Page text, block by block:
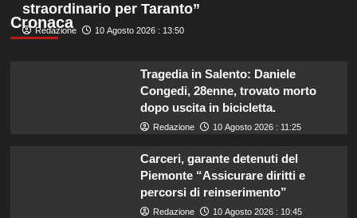
Carmen Russo ed Enzo Paolo Turchi
pronti a tornare: “Se Maria chiama,
Ad Amici, stecca rimossa in post-
produzione: il retroscena
inaspettato di Irene Guglielmi
Cronaca
straordinario per Taranto”
Redazione 10 Agosto 2026 : 13:50
Tragedia in Salento: Daniele
Congedi, 28enne, trovato morto
dopo uscita in bicicletta.
Redazione 10 Agosto 2026 : 11:25
Carceri, garante detenuti del
Piemonte “Assicurare diritti e
percorsi di reinserimento”
Redazione 10 Agosto 2026 : 10:45